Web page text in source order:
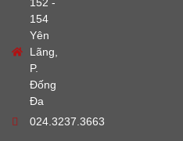
154
Yên
Lãng,
P.
Đống
Đa
024.3237.3663